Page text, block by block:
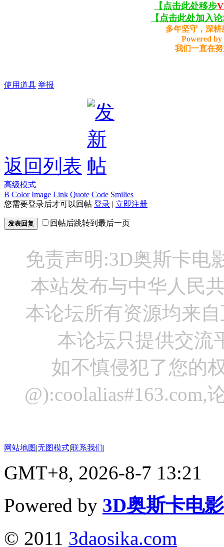
【点击此处移步
【点击此处加入
多年坚守，深
Powered by
我们一直在
使用道具 举报
返回列表
高级模式
B Color Image Link Quote Code Smilies
您需要登录后才可以回帖 登录 | 立即注册
发表回复 回帖后跳转到最后一页
免责声明:3D奥斯卡电
本站发布与中华人民
本论坛所有资源均来
本论坛只提供交流
如不慎侵犯了您的
网站地图|无图模式|联系我们|
GMT+8, 2026-8-7 13:21
Powered by 3D奥斯卡电
© 2011 3daosika.com